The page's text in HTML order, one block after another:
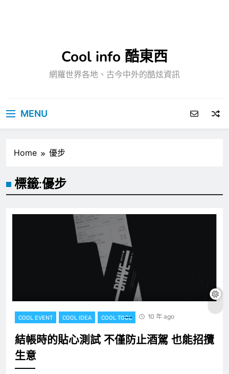
Cool info 酷東西
網羅世界各地、古今中外的酷炫資訊
MENU
Home 優步
標籤:優步
COOL EVENT COOL IDEA COOL TOOL 10 年 ago
結帳時的貼心測試 不僅防止酒駕 也能招攬
生意